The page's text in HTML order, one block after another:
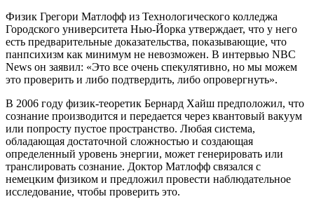
Физик Грегори Матлофф из Технологического колледжа
Городского университета Нью-Йорка утверждает, что у него
есть предварительные доказательства, показывающие, что
панпсихизм как минимум не невозможен. В интервью NBC
News он заявил: «Это все очень спекулятивно, но мы можем
это проверить и либо подтвердить, либо опровергнуть».
В 2006 году физик-теоретик Бернард Хайш предположил, что
сознание производится и передается через квантовый вакуум
или попросту пустое пространство. Любая система,
обладающая достаточной сложностью и создающая
определенный уровень энергии, может генерировать или
транслировать сознание. Доктор Матлофф связался с
немецким физиком и предложил провести наблюдательное
исследование, чтобы проверить это.